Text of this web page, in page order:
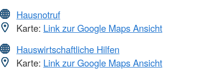
Hausnotruf
Karte: Link zur Google Maps Ansicht
Hauswirtschaftliche Hilfen
Karte: Link zur Google Maps Ansicht